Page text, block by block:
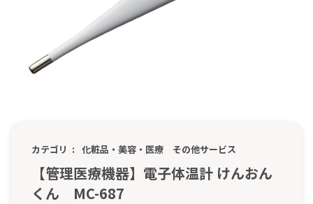
カテゴリ 化粧品・美容・医療 その他サービス
【管理医療機器】電子体温計 けんおん
くん MC-687